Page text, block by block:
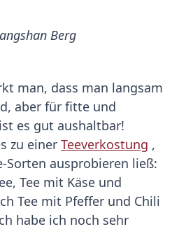
Berg
man, dass man langsam
aber für fitte und
es gut aushaltbar!
zu einer Teeverkostung ,
Sorten ausprobieren ließ:
Tee mit Käse und
Tee mit Pfeffer und Chili
habe ich noch sehr